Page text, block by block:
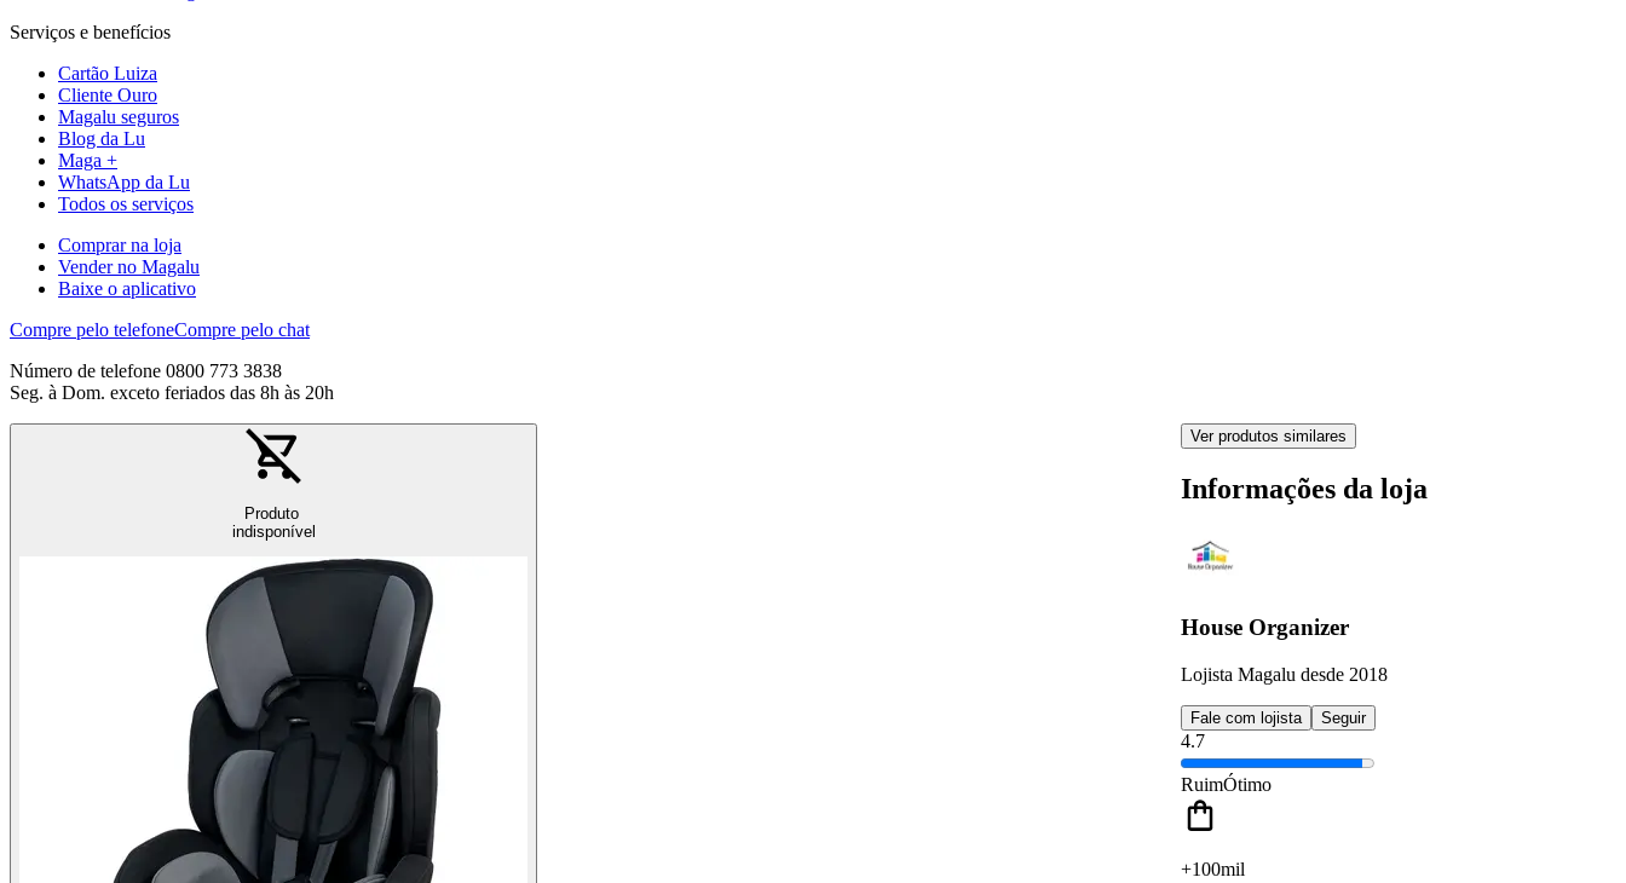
Serviços e benefícios
Cartão Luiza
Cliente Ouro
Magalu seguros
Blog da Lu
Maga +
WhatsApp da Lu
Todos os serviços
Comprar na loja
Vender no Magalu
Baixe o aplicativo
Compre pelo telefoneCompre pelo chat
Número de telefone 0800 773 3838
Seg. à Dom. exceto feriados das 8h às 20h
Produto
indisponível
Ver produtos similares
Informações da loja
House Organizer
Lojista Magalu desde 2018
Fale com lojista Seguir
4.7
RuimÓtimo
+100mil